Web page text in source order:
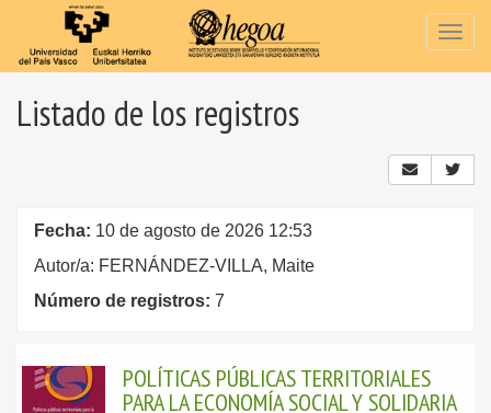
Listado de los registros
Fecha: 10 de agosto de 2026 12:53
Autor/a: FERNÁNDEZ-VILLA, Maite
Número de registros: 7
POLÍTICAS PÚBLICAS TERRITORIALES
PARA LA ECONOMÍA SOCIAL Y SOLIDARIA